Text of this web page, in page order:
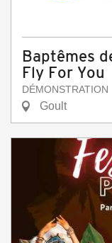
Baptêmes
Fly For You
DÉMONSTRATION
Goult